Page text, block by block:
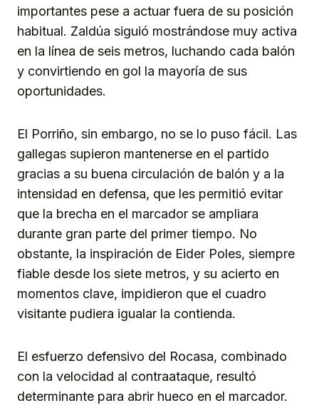
importantes pese a actuar fuera de su posición
habitual. Zaldúa siguió mostrándose muy activa
en la línea de seis metros, luchando cada balón
y convirtiendo en gol la mayoría de sus
oportunidades.
El Porriño, sin embargo, no se lo puso fácil. Las
gallegas supieron mantenerse en el partido
gracias a su buena circulación de balón y a la
intensidad en defensa, que les permitió evitar
que la brecha en el marcador se ampliara
durante gran parte del primer tiempo. No
obstante, la inspiración de Eider Poles, siempre
fiable desde los siete metros, y su acierto en
momentos clave, impidieron que el cuadro
visitante pudiera igualar la contienda.
El esfuerzo defensivo del Rocasa, combinado
con la velocidad al contraataque, resultó
determinante para abrir hueco en el marcador.